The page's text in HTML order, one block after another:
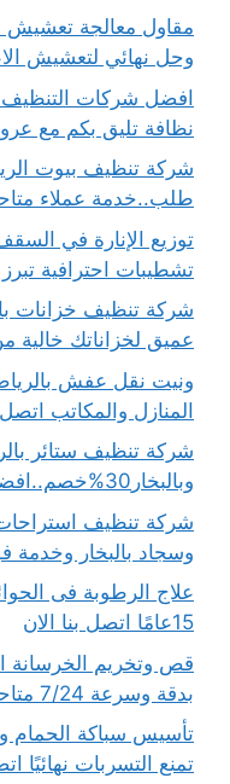
وحل نهائي لتعشيش
نظافة تليق بكم مع
طلب..خدمة عملاء
تشطيبات احترافية
عميق لخزاناتك خالية
المنازل والمكاتب اتصل
شركة تنظيف ستائر
وبالبخار30%خصم..افضل شركة غسيل ستائر
وسجاد بالبخار وخدمة
15عامًا اتصل بنا الان
بدقة وسرعة 7/24 متاحين اتصل الان
تمنع التسربات نهائيًا